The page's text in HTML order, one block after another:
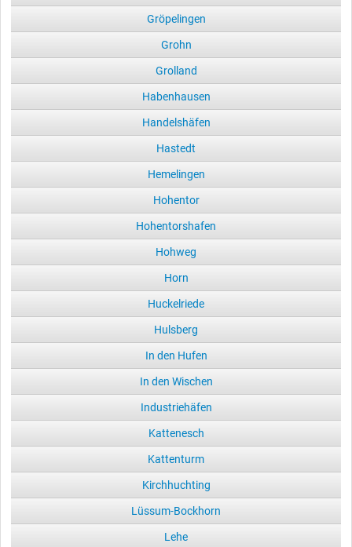
Gröpelingen
Grohn
Grolland
Habenhausen
Handelshäfen
Hastedt
Hemelingen
Hohentor
Hohentorshafen
Hohweg
Horn
Huckelriede
Hulsberg
In den Hufen
In den Wischen
Industriehäfen
Kattenesch
Kattenturm
Kirchhuchting
Lüssum-Bockhorn
Lehe